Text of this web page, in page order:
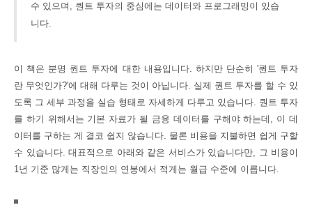
수 있으며, 퀀트 투자의 중심에는 데이터와 프로그래밍이 있습
니다.
이 책은 분명 퀀트 투자에 대한 내용입니다. 하지만 단순히 '퀀트 투자
란 무엇인가?'에 대해 다루는 것이 아닙니다. 실제 퀀트 투자를 할 수 있
도록 그 세부 과정을 실습 형태로 자세하게 다루고 있습니다. 퀀트 투자
를 하기 위해서는 기본 자료가 될 금융 데이터를 구해야 하는데, 이 데
이터를 구하는 게 결코 쉽지 않습니다. 물론 비용을 지불하면 쉽게 구할
수 있습니다. 대표적으로 아래와 같은 서비스가 있습니다만, 그 비용이
1년 기준 많게는 직장인의 연봉에서 적게는 월급 수준에 이릅니다.